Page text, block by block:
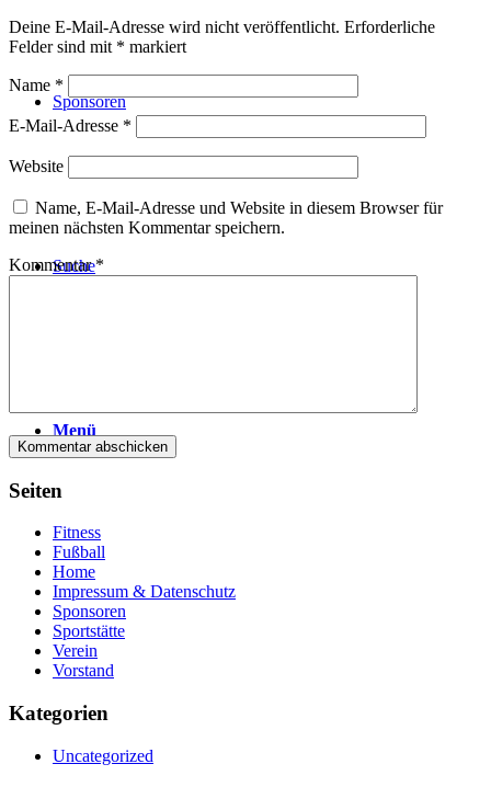
Sponsoren
Suche
Menü
Deine E-Mail-Adresse wird nicht veröffentlicht. Erforderliche
Felder sind mit * markiert
Name *
E-Mail-Adresse *
Website
Name, E-Mail-Adresse und Website in diesem Browser für
meinen nächsten Kommentar speichern.
Kommentar*
Seiten
Fitness
Fußball
Home
Impressum & Datenschutz
Sponsoren
Sportstätte
Verein
Vorstand
Kategorien
Uncategorized